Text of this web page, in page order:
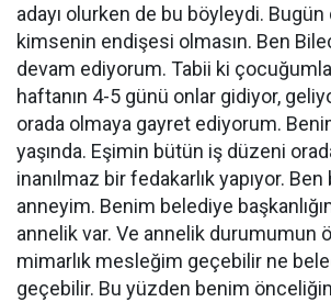
adayı olurken de bu böyleydi.
kimsenin endişesi olmasın. Ben
devam ediyorum. Tabii ki
haftanın 4-5 günü onlar gidiyor,
orada olmaya gayret ediyorum.
yaşında. Eşimin bütün iş düzeni
inanılmaz bir fedakarlık yapıyor. Ben
anneyim. Benim belediye
annelik var. Ve annelik durumumun
mimarlık mesleğim geçebilir ne
geçebilir. Bu yüzden benim önceliğim